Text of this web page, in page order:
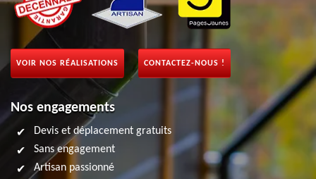
VOIR NOS RÉALISATIONS CONTACTEZ-NOUS !
Nos engagements
Devis et déplacement gratuits
Sans engagement
Artisan passionné